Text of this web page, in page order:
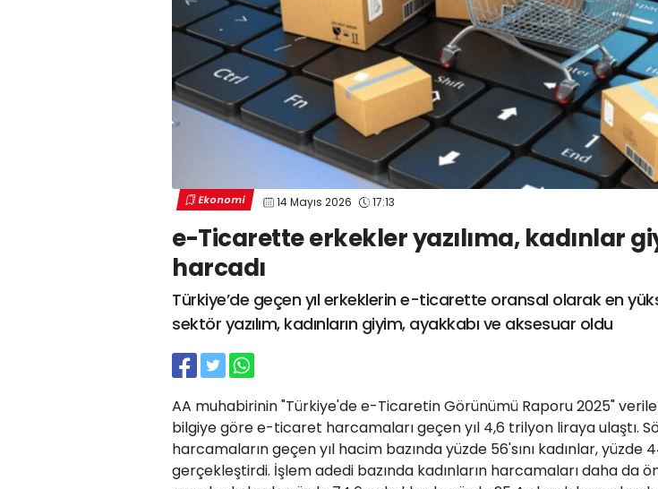
Ekonomi 14 Mayıs 2026 17:13
e-Ticarette erkekler yazılıma, kadınlar
harcadı
Türkiye’de geçen yıl erkeklerin e-ticarette oransal olarak en
sektör yazılım, kadınların giyim, ayakkabı ve aksesuar oldu
AA muhabirinin "Türkiye'de e-Ticaretin Görünümü Raporu 2025"
bilgiye göre e-ticaret harcamaları geçen yıl 4,6 trilyon liraya ulaştı.
harcamaların geçen yıl hacim bazında yüzde 56'sını kadınlar, yüzde
gerçekleştirdi. İşlem adedi bazında kadınların harcamaları daha da